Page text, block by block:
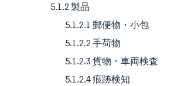
5.1.2 製品
5.1.2.1 郵便物・小包
5.1.2.2 手荷物
5.1.2.3 貨物・車両検査
5.1.2.4 痕跡検知